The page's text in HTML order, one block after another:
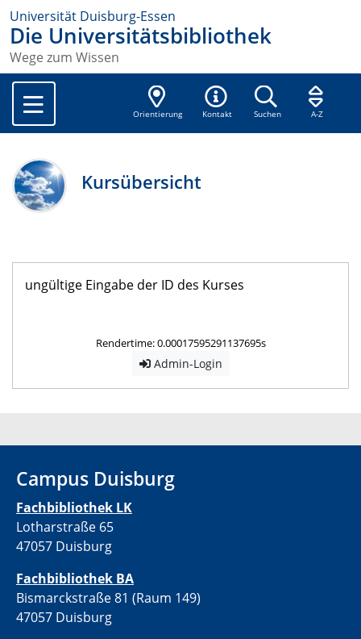
Universität Duisburg-Essen
Die Universitätsbibliothek
Wege zum Wissen
Orientierung Kontakt Suchen A-Z
Kursübersicht
ungültige Eingabe der ID des Kurses
Rendertime: 0.00017595291137695s
Admin-Login
Campus Duisburg
Fachbibliothek LK
Lotharstraße 65
47057 Duisburg
Fachbibliothek BA
Bismarckstraße 81 (Raum 149)
47057 Duisburg